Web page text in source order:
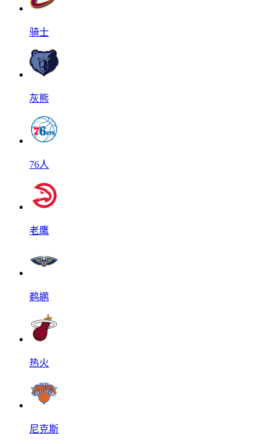
骑士
灰熊
76人
老鹰
鹈鹕
热火
尼克斯